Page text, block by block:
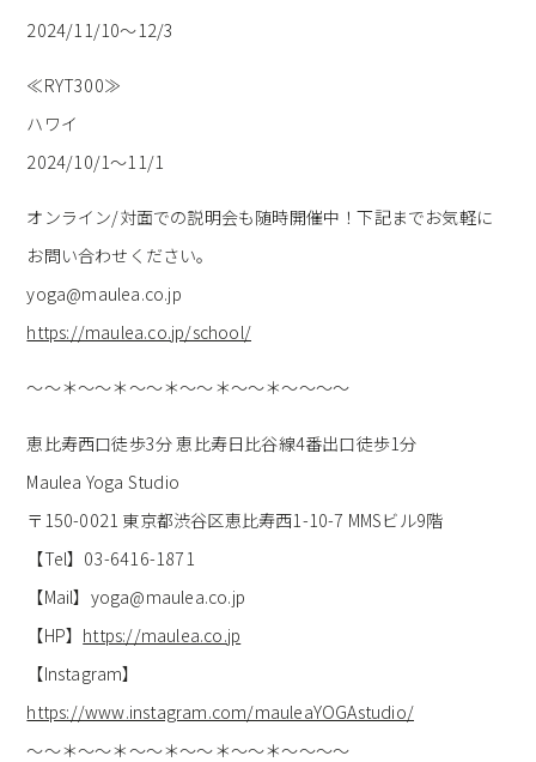
2024/11/10～12/3
≪RYT300≫
ハワイ
2024/10/1～11/1
オンライン/対面での説明会も随時開催中！下記までお気軽に
お問い合わせください。
yoga@maulea.co.jp
https://maulea.co.jp/school/
～～＊～～＊～～＊～～＊～～＊～～～～
恵比寿西口徒歩3分 恵比寿日比谷線4番出口徒歩1分
Maulea Yoga Studio
〒150-0021 東京都渋谷区恵比寿西1-10-7 MMSビル9階
【Tel】03-6416-1871
【Mail】yoga@maulea.co.jp
【HP】 https://maulea.co.jp
【Instagram】
https://www.instagram.com/mauleaYOGAstudio/
～～＊～～＊～～＊～～＊～～＊～～～～